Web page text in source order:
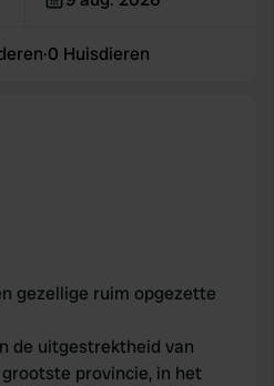
·0 Huisdieren
gezellige ruim opgezette
de uitgestrektheid van
grootste provincie, in het